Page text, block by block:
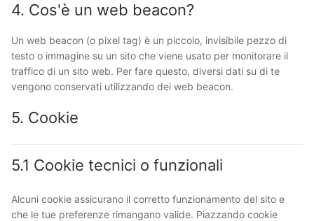
4. Cos'è un web beacon?
Un web beacon (o pixel tag) è un piccolo, invisibile pezzo di
testo o immagine su un sito che viene usato per monitorare il
traffico di un sito web. Per fare questo, diversi dati su di te
vengono conservati utilizzando dei web beacon.
5. Cookie
5.1 Cookie tecnici o funzionali
Alcuni cookie assicurano il corretto funzionamento del sito e
che le tue preferenze rimangano valide. Piazzando cookie